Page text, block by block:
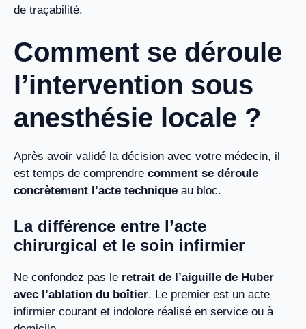
de traçabilité.
Comment se déroule
l’intervention sous
anesthésie locale ?
Après avoir validé la décision avec votre médecin, il
est temps de comprendre comment se déroule
concrètement l’acte technique au bloc.
La différence entre l’acte
chirurgical et le soin infirmier
Ne confondez pas le retrait de l’aiguille de Huber
avec l’ablation du boîtier. Le premier est un acte
infirmier courant et indolore réalisé en service ou à